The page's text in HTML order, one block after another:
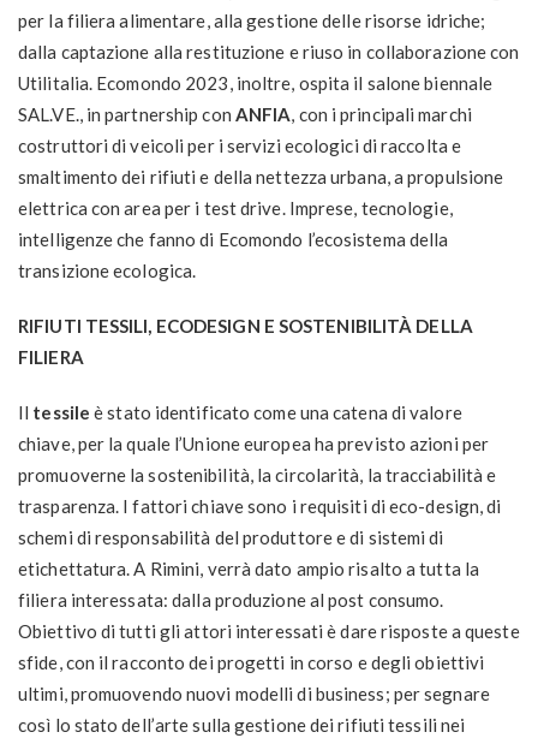
per la filiera alimentare, alla gestione delle risorse idriche;
dalla captazione alla restituzione e riuso in collaborazione con
Utilitalia. Ecomondo 2023, inoltre, ospita il salone biennale
SAL.VE., in partnership con ANFIA, con i principali marchi
costruttori di veicoli per i servizi ecologici di raccolta e
smaltimento dei rifiuti e della nettezza urbana, a propulsione
elettrica con area per i test drive. Imprese, tecnologie,
intelligenze che fanno di Ecomondo l’ecosistema della
transizione ecologica.
RIFIUTI TESSILI, ECODESIGN E SOSTENIBILITÀ DELLA
FILIERA
Il tessileè stato identificato come una catena di valore
chiave, per la quale l’Unione europea ha previsto azioni per
promuoverne la sostenibilità, la circolarità, la tracciabilità e
trasparenza. I fattori chiave sono i requisiti di eco-design, di
schemi di responsabilità del produttore e di sistemi di
etichettatura. A Rimini, verrà dato ampio risalto a tutta la
filiera interessata: dalla produzione al post consumo.
Obiettivo di tutti gli attori interessati è dare risposte a queste
sfide, con il racconto dei progetti in corso e degli obiettivi
ultimi, promuovendo nuovi modelli di business; per segnare
così lo stato dell’arte sulla gestione dei rifiuti tessili nei